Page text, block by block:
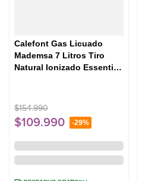
Calefont Gas Licuado
Mademsa 7 Litros Tiro
Natural Ionizado Essential
$154.990
$109.990 -29%